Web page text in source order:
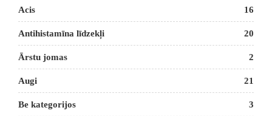
Acis 16
Antihistamīna līdzekļi 20
Ārstu jomas 2
Augi 21
Be kategorijos 3